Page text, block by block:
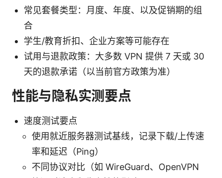
常见套餐类型：月度、年度、以及促销期的组
合
学生/教育折扣、企业方案等可能存在
试用与退款政策：大多数 VPN 提供 7 天或 30
天的退款承诺（以当前官方政策为准）
性能与隐私实测要点
速度测试要点
使用就近服务器测试基线，记录下载/上传速
率和延迟（Ping）
不同协议对比（如 WireGuard、OpenVPN